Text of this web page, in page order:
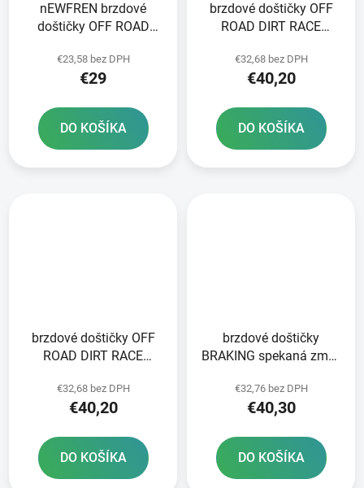
nEWFREN brzdové
doštičky OFF ROAD
balení
€23,58 bez DPH
€29
DO KOŠÍKA
brzdové doštičky OFF
ROAD DIRT RACE
ks v balení
€32,68 bez DPH
€40,20
DO KOŠÍKA
brzdové doštičky OFF
ROAD DIRT RACE
ks v balení
€32,68 bez DPH
€40,20
DO KOŠÍKA
brzdové doštičky
BRAKING spekaná zmes
€32,76 bez DPH
€40,30
DO KOŠÍKA